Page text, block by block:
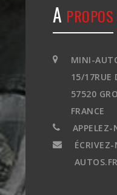
A
MINI-
15/17RUE
57520
FRANCE
APPELEZ-
AUTOS.FR